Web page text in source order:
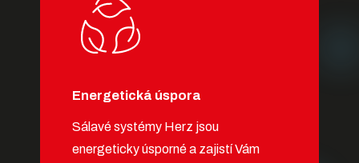
Energetická úspora
Sálavé systémy Herz jsou
energeticky úsporné a zajistí Vám